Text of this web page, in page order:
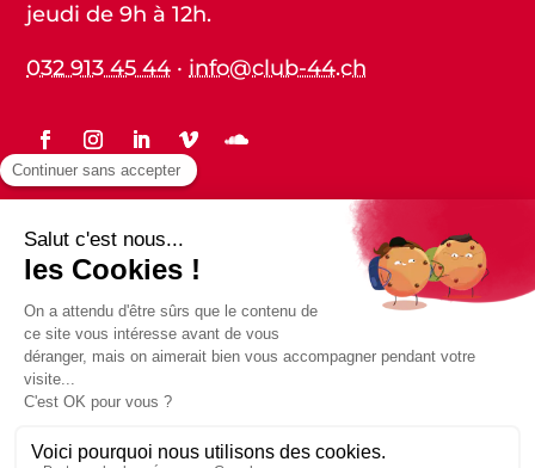
jeudi de 9h à 12h.
032 913 45 44 ·info@club-44.ch
Protection des données